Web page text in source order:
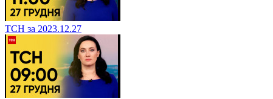
ТСН за 2023.12.27